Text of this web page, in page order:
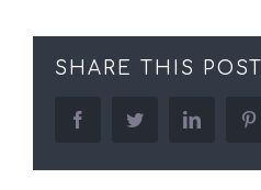
SHARE THIS POST
facebooktwitter linkedin